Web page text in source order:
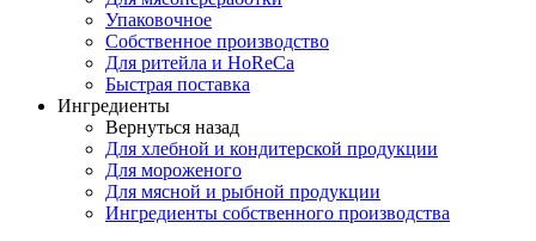
Упаковочное
Собственное производство
Для ритейла и HoReCa
Быстрая поставка
Ингредиенты
Вернуться назад
Для хлебной и кондитерской продукции
Для мороженого
Для мясной и рыбной продукции
Ингредиенты собственного производства